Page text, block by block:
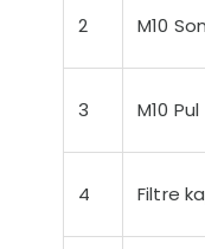
2 M10
3 M10 Pul
4 Filtre
Sessiz Nozbart
Pompalar